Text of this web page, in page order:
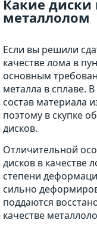
Какие
металлолом
Если вы решили
качестве лома в
основным
металла в сплаве.
состав материала
поэтому в скупке
дисков.
Отличительной
дисков в качестве
степени
сильно
поддаются
качестве